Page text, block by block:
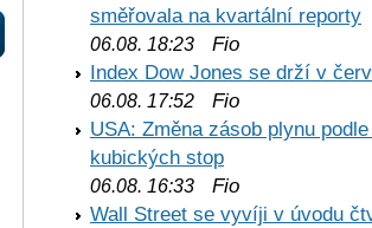
směřovala na kvartální reporty
06.08. 18:23 Fio
Index Dow Jones se drží v
06.08. 17:52 Fio
USA: Změna zásob plynu
kubických stop
06.08. 16:33 Fio
Wall Street se vyvíji v úvodu